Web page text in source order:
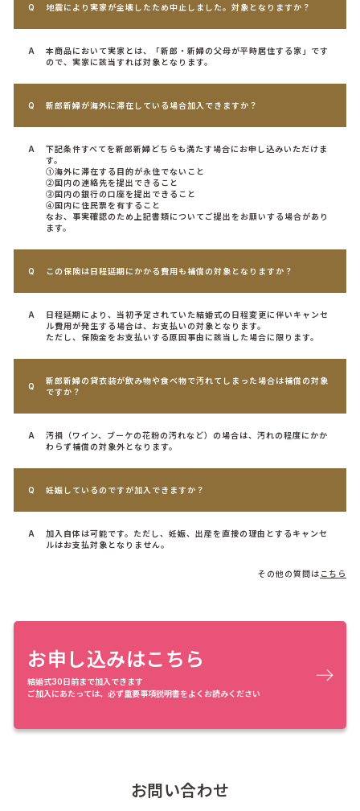
地震により実家が全壊したため中止しました。対象となりますか？
本商品において実家とは、「新郎・新婦の父母が平時居住する家」です
ので、実家に該当すれば対象となります。
新郎新婦が海外に滞在している場合加入できますか？
下記条件すべてを新郎新婦どちらも満たす場合にお申し込みいただけま
す。
①海外に滞在する目的が永住でないこと
②国内の連絡先を提出できること
③国内の銀行の口座を提出できること
④国内に住民票を有すること
なお、事実確認のため上記書類についてご提出をお願いする場合があり
ます。
この保険は日程延期にかかる費用も補償の対象となりますか？
日程延期により、当初予定されていた結婚式の日程変更に伴いキャンセ
ル費用が発生する場合は、お支払いの対象となります。
ただし、保険金をお支払いする原因事由に該当した場合に限ります。
新郎新婦の貸衣装が飲み物や食べ物で汚れてしまった場合は補償の対象
ですか？
汚損（ワイン、ブーケの花粉の汚れなど）の場合は、汚れの程度にかか
わらず補償の対象外となります。
妊娠しているのですが加入できますか？
加入自体は可能です。ただし、妊娠、出産を直接の理由とするキャンセ
ルはお支払対象となりません。
その他の質問は こちら
お申し込みはこちら
結婚式30日前まで加入できます
ご加入にあたっては、必ず重要事項説明書をよくお読みください
お問い合わせ